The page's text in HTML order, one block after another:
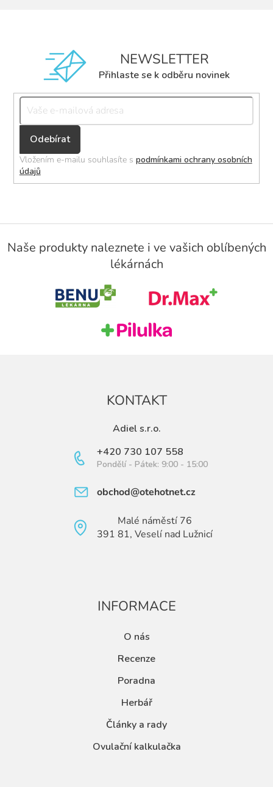
NEWSLETTER
Přihlaste se k odběru novinek
Přihlásit
se
Vložením e-mailu souhlasíte s podmínkami ochrany osobních
údajů
Naše produkty naleznete i ve vašich oblíbených
lékárnách
KONTAKT
Adiel s.r.o.
+420 730 107 558
Pondělí - Pátek: 9:00 - 15:00
obchod@otehotnet.cz
Malé náměstí 76
391 81, Veselí nad Lužnicí
INFORMACE
O nás
Recenze
Poradna
Herbář
Články a rady
Ovulační kalkulačka